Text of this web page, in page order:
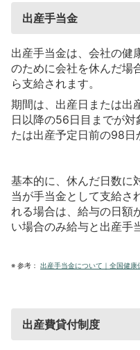
出産手当金
出産手当金は、会社の健
のために会社を休んだ場
ら支給されます。
期間は、出産日または出
日以降の56日目までが対
たは出産予定日前の98日
基本的に、休んだ日数に
当が手当金として支給さ
れる場合は、給与の日額
い場合のみ給与と出産手
※ 参考： 出産手当金について｜全国健康
出産費貸付制度